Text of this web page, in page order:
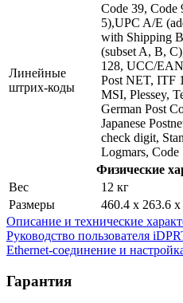
Линейные
штрих-коды
Code 39,
5),UPC A/E
with Shipping
(subset A, B,
128, UCC/
Post NET, ITF
MSI, Plessey,
German Post
Japanese
check digit,
Logmars, Code
Физические
Вес
12 кг
Размеры
460.4 х 263.6
Описание и технические
Руководство пользователя
Ethernet-соединение и
Гарантия